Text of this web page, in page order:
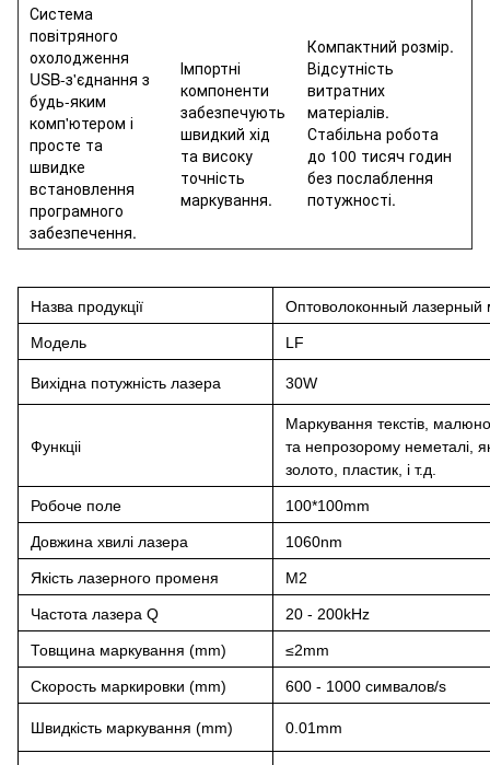
Система
повітряного
охолодження
USB-з'єднання з
будь-яким
комп'ютером і
просте та
швидке
встановлення
програмного
забезпечення.
Імпортні
компоненти
забезпечують
швидкий хід
та високу
точність
маркування.
Компактний розмір.
Відсутність
витратних
матеріалів.
Стабільна робота
до 100 тисяч годин
без послаблення
потужності.
Назва продукції Оптоволоконный лазерный
Модель LF
Вихідна потужність лазера 30W
Функцii
Маркування текстів,
та непрозорому неметалі,
золото, пластик, і т.д.
Робоче поле 100*100mm
Довжина хвилі лазера 1060nm
Якість лазерного променя M2
Частота лазера Q 20 - 200kHz
Товщина маркування (mm) ≤2mm
Скорость маркировки (mm) 600 - 1000 симвалов/s
Швидкість маркування (mm) 0.01mm